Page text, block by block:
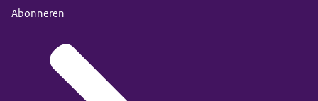
Abonneren